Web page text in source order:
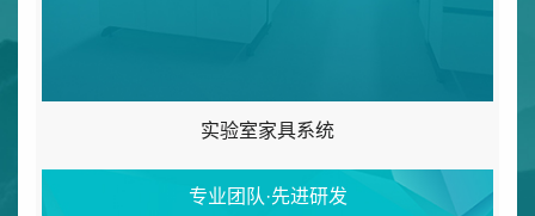
实验室家具系统
专业团队·先进研发